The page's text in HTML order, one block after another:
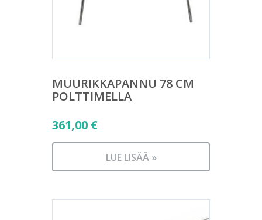
MUURIKKAPANNU 78 CM
POLTTIMELLA
361,00 €
LUE LISÄÄ »